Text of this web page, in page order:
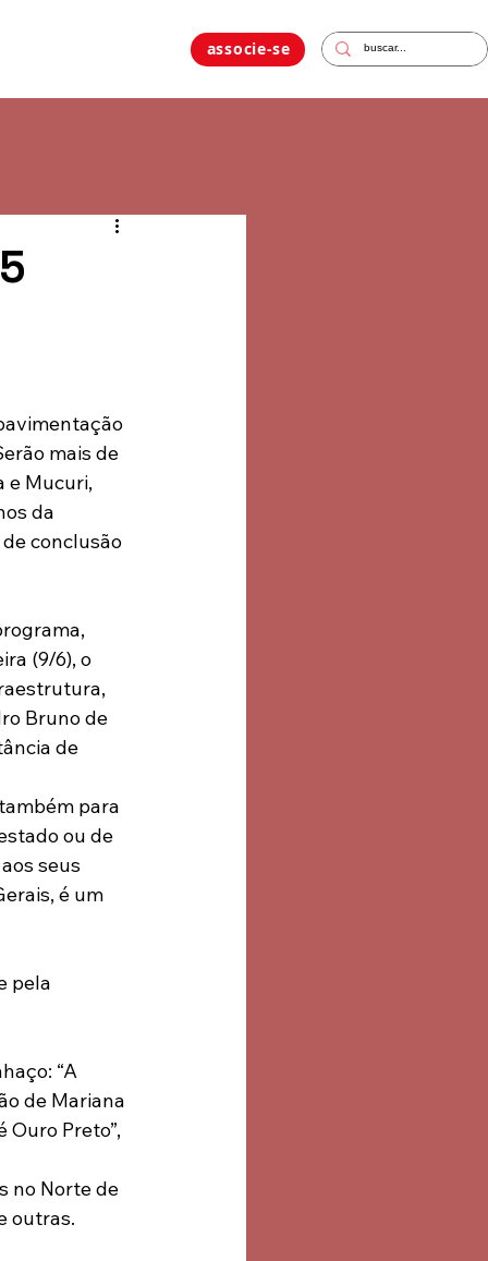
associe-se
mais de
e Mucuri,
da
conclusão
(9/6), o
Bruno de
de
para
ou de
seus
é um
pela
“A
de Mariana
Preto”,
no Norte de
outras.